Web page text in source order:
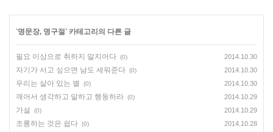
'명문장, 명구절' 카테고리의 다른 글
필요 이상으로 취하지 말지어다 (0) 2014.10.30
자기가 서고 싶으면 남도 세워준다 (0) 2014.10.30
우리는 살아 있는 별 (0) 2014.10.30
깨어서 생각하고 말하고 행동하라 (0) 2014.10.29
가설 (0) 2014.10.29
조롱하는 것은 쉽다 (0) 2014.10.28